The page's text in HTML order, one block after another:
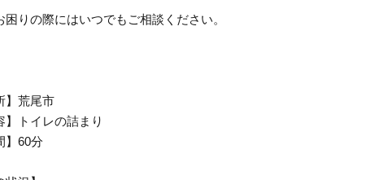
困りの際にはいつでもご相談ください。
】荒尾市
】トイレの詰まり
】60分